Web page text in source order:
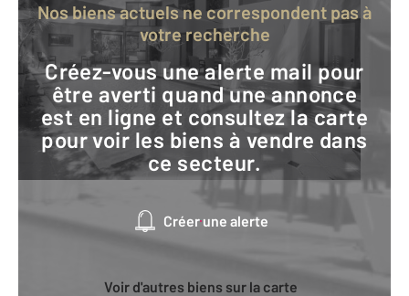
Nos biens actuels ne correspondent pas à
votre recherche
Créez-vous une alerte mail pour
être averti quand une annonce
est en ligne et consultez la carte
pour voir les biens à vendre dans
ce secteur.
Créer une alerte
Voir d'autres biens sur la carte